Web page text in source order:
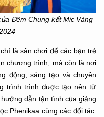
Đêm Chung kết Mic Vàng
là sân chơi để các bạn trẻ
chương trình, mà còn là nơi
động, sáng tạo và chuyên
trình trình được tạo nên từ
dẫn tận tình của giảng
Phenikaa cùng các đối tác.